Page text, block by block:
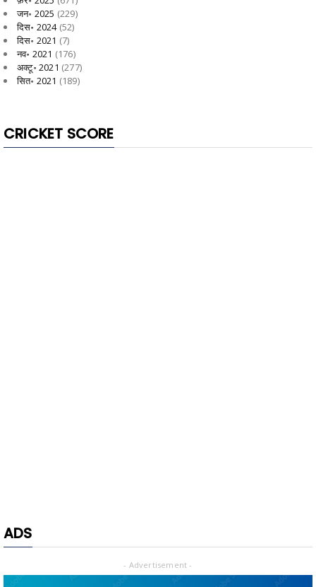
जन॰ 2025 (229)
दिस॰ 2024(52)
दिस॰ 2021 (7)
नव॰ 2021 (176)
अक्टू॰ 2021 (277)
सित॰ 2021 (189)
CRICKET SCORE
ADS
- Advertisement -